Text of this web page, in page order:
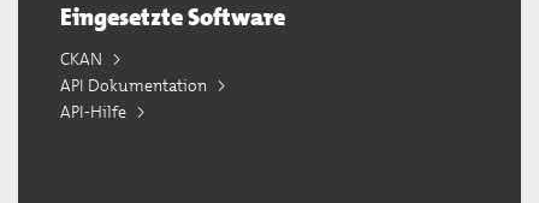
Eingesetzte Software
CKAN
API Dokumentation
API-Hilfe